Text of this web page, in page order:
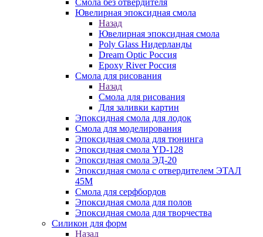
Смола без отвердителя
Ювелирная эпоксидная смола
Назад
Ювелирная эпоксидная смола
Poly Glass Нидерланды
Dream Optic Россия
Epoxy River Россия
Смола для рисования
Назад
Смола для рисования
Для заливки картин
Эпоксидная смола для лодок
Смола для моделирования
Эпоксидная смола для тюнинга
Эпоксидная смола YD-128
Эпоксидная смола ЭД-20
Эпоксидная смола с отвердителем ЭТАЛ
45М
Смола для серфбордов
Эпоксидная смола для полов
Эпоксидная смола для творчества
Силикон для форм
Назад